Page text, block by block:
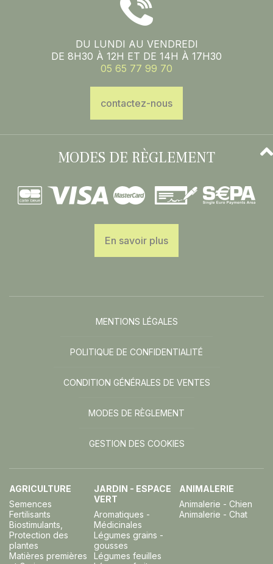
DU LUNDI AU VENDREDI
DE 8H30 À 12H ET DE 14H À 17H30
05 65 77 99 70
contactez-nous
MODES DE RÈGLEMENT
En savoir plus
MENTIONS LÉGALES
POLITIQUE DE CONFIDENTIALITÉ
CONDITION GÉNÉRALES DE VENTES
MODES DE RÈGLEMENT
GESTION DES COOKIES
AGRICULTURE
Semences
Fertilisants
Biostimulants,
Protection des
plantes
Matières premières
JARDIN - ESPACE
VERT
Aromatiques -
Médicinales
Légumes grains -
gousses
Légumes feuilles
ANIMALERIE
Animalerie - Chien
Animalerie - Chat